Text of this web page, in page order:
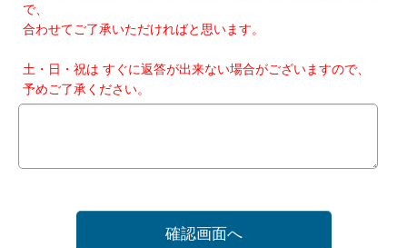
で、
合わせてご了承いただければと思います。
土・日・祝は すぐに返答が出来ない場合がございますので、
予めご了承ください。
確認画面へ